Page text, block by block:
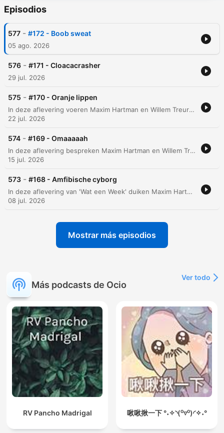
Episodios
577 - #172 - Boob sweat
05 ago. 2026
576 - #171 - Cloacacrasher
29 jul. 2026
575 - #170 - Oranje lippen
In deze aflevering voeren Maxim Hartman en Willem Treur een chaotische discussie over uiteenlopende onderwerpen, variërend van persoonlijke verzorging en absurde methoden om van een bril af te komen tot de recente visuele verschijning van Madonna. De gesprekken raken ook aan controversiële thema's zoals de seksualisering van vrouwelijke atleten in sportuitzendingen en de impact van bezuinigingen op de Nederlandse cultuursector. Daarnaast bespreken de presentatoren diverse maatschappelijke en wetenschappelijke fenomenen, waaronder de toename van meldingen over verwarde mensen in Nederland, een bizar nieuwsfeit over een python in een bh, en de ontdekking van een nieuwe apensoort in Congo. De aflevering sluit af met innovaties zoals een zonne-energie ambulance ontwikkeld door de TU Eindhoven.
22 jul. 2026
574 - #169 - Omaaaaah
In deze aflevering bespreken Maxim Hartman en Willem Treur een breed scala aan bizarre nieuwsberichten en persoonlijke anekdotes. Van juridische zaken over verkeersboetes en tegenstrijdige politieadviezen tot de diefstal van 20.000 kilo Emmentaler kaas en een Belgische oma die per ongeluk het verkeerde kind meeneemt. Daarnaast duiken de hosts in diverse onderwerpen, variërend van politieke geschenken van Erdogan en incidenten in Ryanair-vluchten tot psychologische concepten zoals 'co-rumineren' en de impact van satellietreflectie op onze natuurlijke ritmes.
15 jul. 2026
573 - #168 - Amfibische cyborg
In deze aflevering van 'Wat een Week' duiken Maxim Hartman en Willem Treur in een breed scala aan uiteenlopende onderwerpen. Van ongemakkelijke toiletervaringen en de spanning van sportwedstrijden tot de gevaren van rabies en de impact van inteelt bij het Friese paard. Daarnaast bespreken de presentatoren de sociale druk van bekendheid, de geschiedenis van petanque, en wetenschappelijke fenomenen zoals amfibische cyborg-insecten en het ontstaan van eeneiige vierlingen. De aflevering sluit af met een informele discussie over eetgewoonten en de kans op meerlingen.
08 jul. 2026
Mostrar más episodios
Más podcasts de Ocio
Ver todo
RV Pancho Madrigal 啾啾揪一下 °˖✧◝(⁰▿⁰)◜✧˖°